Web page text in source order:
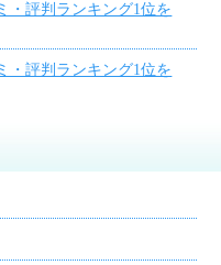
・評判ランキング1位を
・評判ランキング1位を